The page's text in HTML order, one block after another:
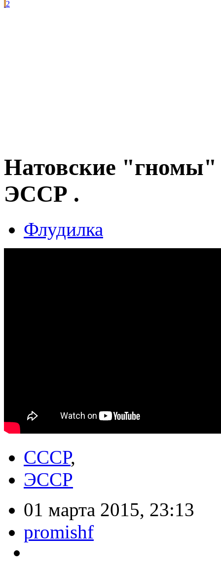
2
Натовские
ЭССР .
Флудилка
СССР,
ЭССР
01 марта 2015, 23:13
promishf